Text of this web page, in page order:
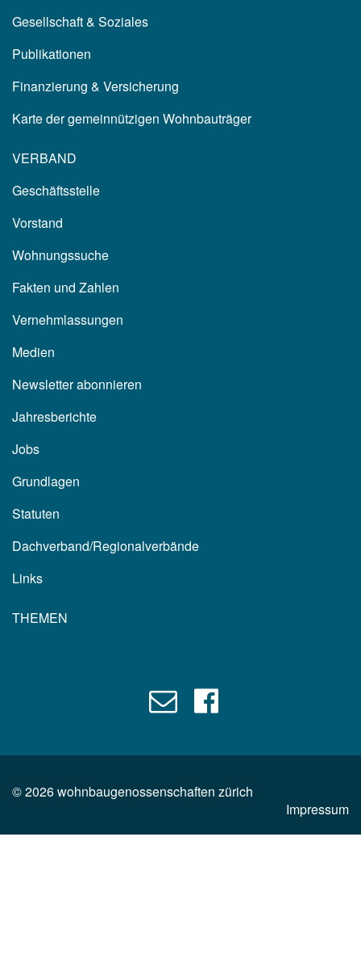
Gesellschaft & Soziales
Publikationen
Finanzierung & Versicherung
Karte der gemeinnützigen Wohnbauträger
VERBAND
Geschäftsstelle
Vorstand
Wohnungssuche
Fakten und Zahlen
Vernehmlassungen
Medien
Newsletter abonnieren
Jahresberichte
Jobs
Grundlagen
Statuten
Dachverband/Regionalverbände
Links
THEMEN
©2026wohnbaugenossenschaften zürich
Impressum